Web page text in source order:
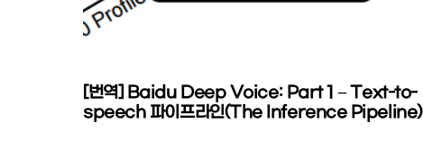
[번역] Baidu Deep Voice: Part 1 – Text-to-
speech 파이프라인(The Inference Pipeline)